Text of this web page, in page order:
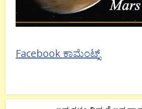
Facebook ಕಾಮೆಂಟ್ಸ್